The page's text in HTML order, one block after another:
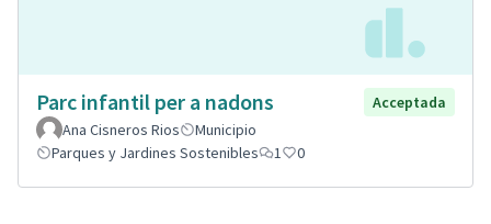
Parc infantil per a nadons
Acceptada
Ana Cisneros Rios
Municipio
Parques y Jardines Sostenibles
1 0